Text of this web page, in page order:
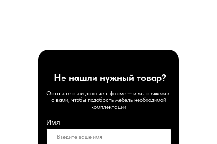
Имя
Не нашли нужный товар?
Оставьте свои данные в форме — и мы свяжемся
с вами, чтобы подобрать мебель необходимой
комплектации